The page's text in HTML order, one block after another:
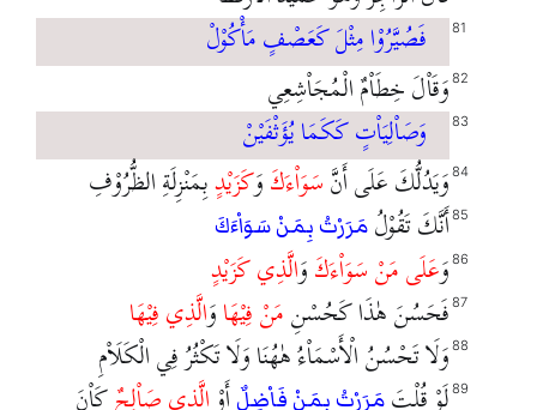
فَصُيَّرُوْا مِثْلَ كَعَصْفٍ مَأْكُوْلْ
81
وَقَاْلَ خِطَاْمٌ الْمُجَاْشِعِي 82
وَصَاْلِيَاْتٍ كَكَمَا يُؤَثْفَيْنْ 83
وَيَدُلُّكَ عَلَى أَنَّسَوَاْءَكَوَكَزَيْدٍبِمَنْزِلَةِ الظُّرُوْفِ 84
أَنَّكَ تَقُوْلُ مَرَرْتُ بِمَنْ سَوَاْءَكَ 85
وَعَلَى مَنْ سَوَاْءَكَوَالَّذِي كَزَيْدٍ 86
فَحَسُنَ هٰذَا كَحُسْنِمَنْ فِيْهَاوَالَّذِي فِيْهَا 87
وَلَا تَحْسُنُ الْأَسْمَاْءُ هٰهُنَا وَلَا تَكْثُرُ فِي الْكَلَاْمِ 88
لَوْ قُلْتَ مَرَرْتُ بِمَنْ فَاْضِلٌأَوْالَّذِي صَاْلِحٌكَاْنَ
89